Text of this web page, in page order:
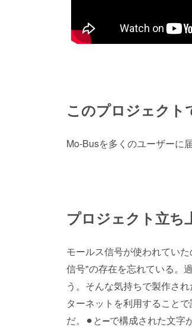
このプロジェクト
Mo-Busを多くのユーザーに届
プロジェクト立ち
モールス信号が使われてい
信号"の存在を忘れている。
う。そんな気持ちで製作さ
ターネットを利用すること
だ。⚫︎と➖で構成された文字